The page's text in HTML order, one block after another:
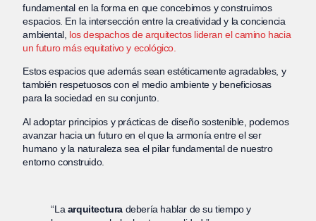
fundamental en la forma en que concebimos y construimos
espacios. En la intersección entre la creatividad y la conciencia
ambiental, los despachos de arquitectos lideran el camino hacia
un futuro más equitativo y ecológico.
Estos espacios que además sean estéticamente agradables, y
también respetuosos con el medio ambiente y beneficiosas
para la sociedad en su conjunto.
Al adoptar principios y prácticas de diseño sostenible, podemos
avanzar hacia un futuro en el que la armonía entre el ser
humano y la naturaleza sea el pilar fundamental de nuestro
entorno construido.
“Laarquitectura debería hablar de su tiempo y